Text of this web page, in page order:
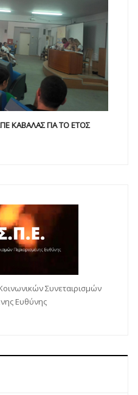
ΚΑΒΑΛΑΣ ΓΙΑ ΤΟ ΕΤΟΣ
Συνεταιρισμών
Ευθύνης